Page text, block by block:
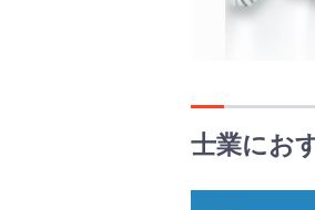
士業にお